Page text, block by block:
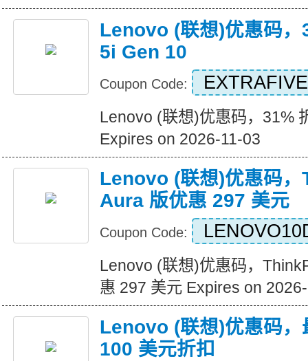
Lenovo (联想)优惠码
5i Gen 10
Coupon Code: EXTRAFIVE
Lenovo (联想)优惠码，31%
Expires on 2026-11-03
Lenovo (联想)优惠码
Aura 版优惠 297 美元
Coupon Code:
Lenovo (联想)优惠码，
惠 297 美元 Expires on
Lenovo (联想)优惠码，
100 美元折扣